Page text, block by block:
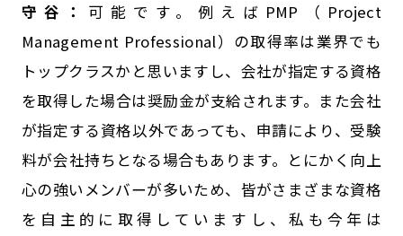
守谷： 可能です。例えばPMP（Project
Management Professional）の取得率は業界でも
トップクラスかと思いますし、会社が指定する資格
を取得した場合は奨励金が支給されます。また会社
が指定する資格以外であっても、申請により、受験
料が会社持ちとなる場合もあります。とにかく向上
心の強いメンバーが多いため、皆がさまざまな資格
を自主的に取得していますし、私も今年は